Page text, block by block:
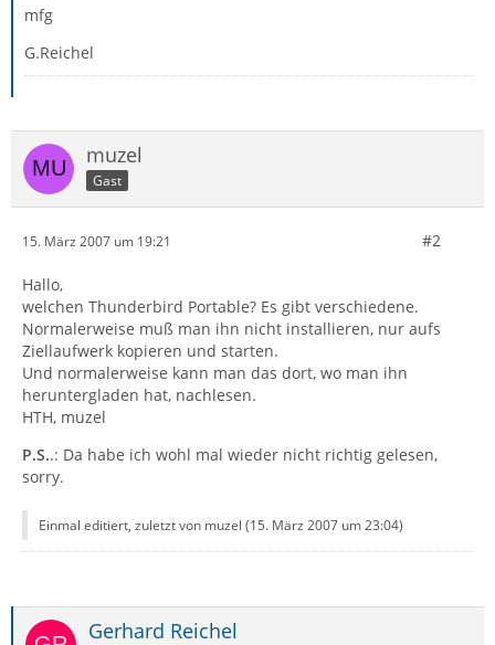
mfg
G.Reichel
muzel
Gast
15. März 2007 um 19:21 #2
Hallo,
welchen Thunderbird Portable? Es gibt verschiedene.
Normalerweise muß man ihn nicht installieren, nur aufs
Ziellaufwerk kopieren und starten.
Und normalerweise kann man das dort, wo man ihn
heruntergladen hat, nachlesen.
HTH, muzel
P.S..: Da habe ich wohl mal wieder nicht richtig gelesen,
sorry.
Einmal editiert, zuletzt von muzel (15. März 2007 um 23:04)
Gerhard Reichel